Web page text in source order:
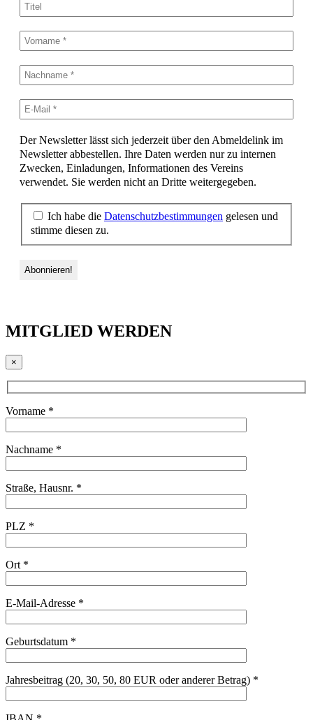
Der Newsletter lässt sich jederzeit über den Abmeldelink im
Newsletter abbestellen. Ihre Daten werden nur zu internen
Zwecken, Einladungen, Informationen des Vereins
verwendet. Sie werden nicht an Dritte weitergegeben.
Ich habe die Datenschutzbestimmungen gelesen und
stimme diesen zu.
MITGLIED WERDEN
×
Vorname *
Nachname *
Straße, Hausnr. *
PLZ *
Ort *
E-Mail-Adresse *
Geburtsdatum *
Jahresbeitrag (20, 30, 50, 80 EUR oder anderer Betrag) *